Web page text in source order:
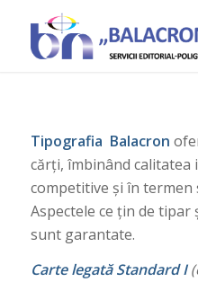
Tipografia Balacron
cărți, îmbinând
competitive și în termen
Aspectele ce țin de
sunt garantate.
Carte legată Standard I